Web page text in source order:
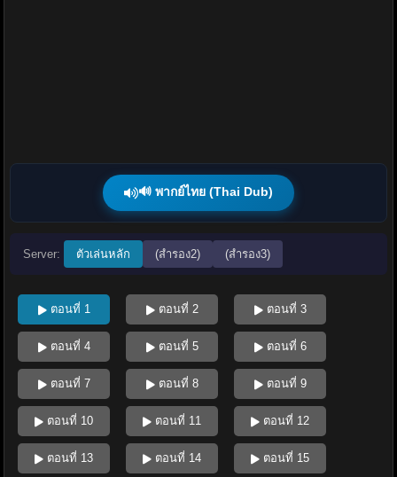
🔊 พากย์ไทย (Thai Dub)
Server: ตัวเล่นหลัก (สำรอง2) (สำรอง3)
ตอนที่ 1 ตอนที่ 2 ตอนที่ 3
ตอนที่ 4 ตอนที่ 5 ตอนที่ 6
ตอนที่ 7 ตอนที่ 8 ตอนที่ 9
ตอนที่ 10 ตอนที่ 11 ตอนที่ 12
ตอนที่ 13 ตอนที่ 14 ตอนที่ 15